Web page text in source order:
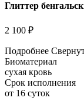
Глиттер
2 100 ₽
Подробнее
Биоматериал
сухая кровь
Срок исполнения
от 16 суток